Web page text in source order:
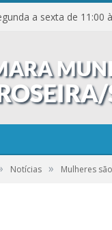
a sexta de
Notícias » Mulheres